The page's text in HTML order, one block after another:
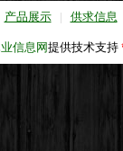
产品展示 | 供求信息
信息网提供技术支持